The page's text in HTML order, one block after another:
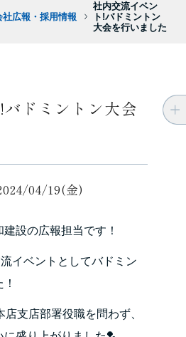
社広報・採用情報
社内交流イベン
ト!バドミントン
大会を行いました
ドミントン大会
04/19(金)
設の広報担当です！
イベントとしてバドミン
支店部署役職を問わず、